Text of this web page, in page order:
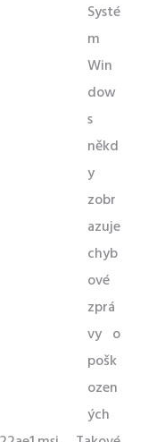
Systé
m
Win
dow
s
někd
y
zobr
azuje
chyb
ové
zprá
vy o
pošk
ozen
ých